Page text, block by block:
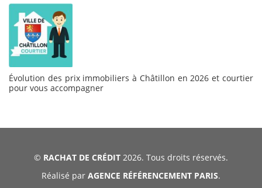
Évolution des prix immobiliers à Châtillon en 2026 et courtier
pour vous accompagner
© RACHAT DE CRÉDIT 2026. Tous droits réservés.
Réalisé par AGENCE RÉFÉRENCEMENT PARIS.